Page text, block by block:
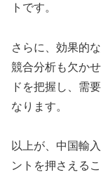
トです。
さらに、効果的
競合分析も欠か
ドを把握し、需
なります。
以上が、中国輸
ントを押さえる